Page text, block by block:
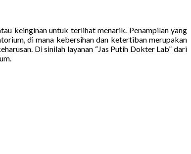
keinginan untuk terlihat menarik. Penampilan yang
di mana kebersihan dan ketertiban merupakan
Di sinilah layanan “Jas Putih Dokter Lab” dari